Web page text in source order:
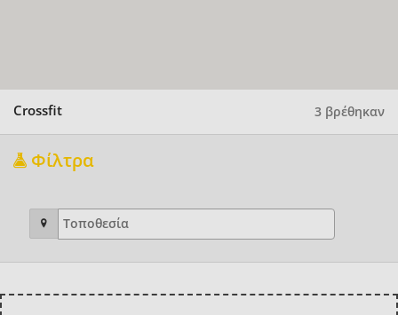
Crossfit 3 βρέθηκαν
Φίλτρα